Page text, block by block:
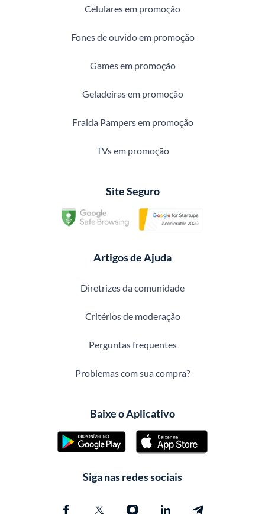
Celulares em promoção
Fones de ouvido em promoção
Games em promoção
Geladeiras em promoção
Fralda Pampers em promoção
TVs em promoção
Site Seguro
Artigos de Ajuda
Diretrizes da comunidade
Critérios de moderação
Perguntas frequentes
Problemas com sua compra?
Baixe o Aplicativo
Siga nas redes sociais